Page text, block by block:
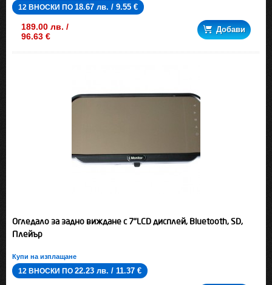
12 ВНОСКИ ПО 18.67 лв. / 9.55 €
189.00 лв. /
96.63 €
Добави
Огледало за задно виждане с 7"LCD дисплей, Bluetooth, SD,
Плейър
Купи на изплащане
12 ВНОСКИ ПО 22.23 лв. / 11.37 €